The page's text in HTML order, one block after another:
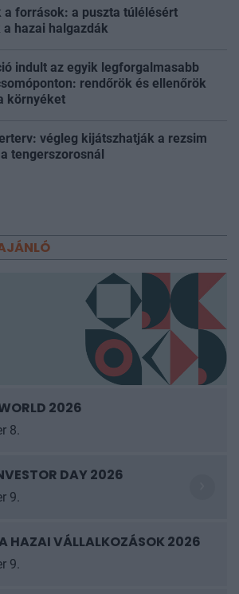
a források: a puszta túlélésért
a hazai halgazdák
indult az egyik legforgalmasabb
rendőrök és ellenőrök
környéket
végleg kijátszhatják a rezsim
tengerszorosnál
2026
8.
DAY 2026
9.
HAZAI VÁLLALKOZÁSOK